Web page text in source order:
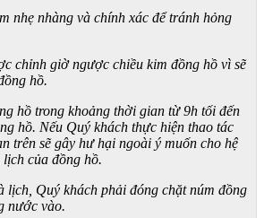
nhẹ nhàng và chính xác để tránh hỏng
chỉnh giờ ngược chiều kim đồng hồ vì sẽ
hồ.
hồ trong khoảng thời gian từ 9h tối đến
hồ. Nếu Quý khách thực hiện thao tác
trên sẽ gây hư hại ngoài ý muốn cho hệ
của đồng hồ.
lịch, Quý khách phải đóng chặt núm đồng
nước vào.